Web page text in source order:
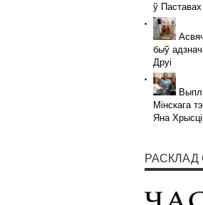
ў Паставах
быў
Друі
Мінскага
Яна
РАСКЛАД